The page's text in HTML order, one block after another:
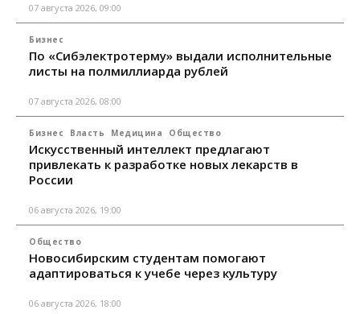
07 августа 2026, 09:00
Бизнес
По «Сибэлектротерму» выдали исполнительные
листы на полмиллиарда рублей
07 августа 2026, 08:00
Бизнес Власть Медицина Общество
Искусственный интеллект предлагают
привлекать к разработке новых лекарств в
России
06 августа 2026, 19:00
Общество
Новосибирским студентам помогают
адаптироваться к учебе через культуру
06 августа 2026, 18:00